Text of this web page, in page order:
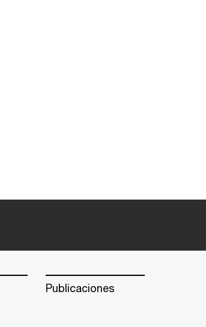
Publicaciones